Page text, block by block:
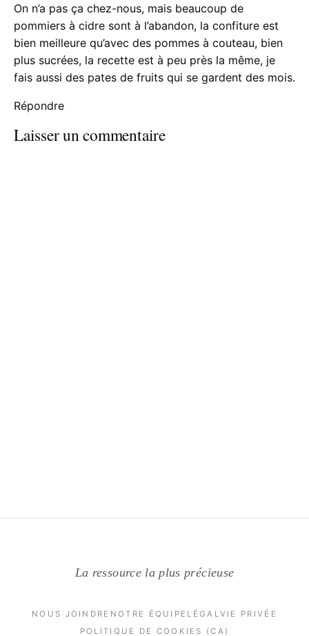
On n’a pas ça chez-nous, mais beaucoup de
pommiers à cidre sont à l’abandon, la confiture est
bien meilleure qu’avec des pommes à couteau, bien
plus sucrées, la recette est à peu près la même, je
fais aussi des pates de fruits qui se gardent des mois.
Répondre
Laisser un commentaire
La ressource la plus précieuse
NOUS JOINDRE NOTRE ÉQUIPE LÉGALVIE PRIVÉE
POLITIQUE DE COOKIES (CA)